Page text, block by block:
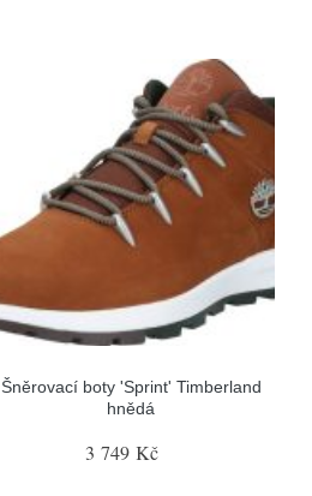
Šněrovací boty 'Sprint' Timberland
hnědá
3 749 Kč